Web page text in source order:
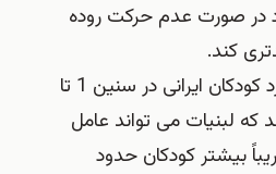
در صورت عدم حرکت روده
کند.
در یک مطالعه در مورد کودکان ایرانی در سنین 1 تا
لبنیات می تواند عامل
بیشتر کودکان حدود